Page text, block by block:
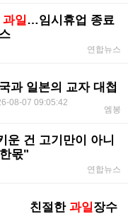
과일 …임시휴업 종료
연합뉴스
과 일본의 교자 대첩
08-07 09:05:42
엠봉
운 건 고기만이 아니
몫"
연합뉴스
친절한 과일 장수